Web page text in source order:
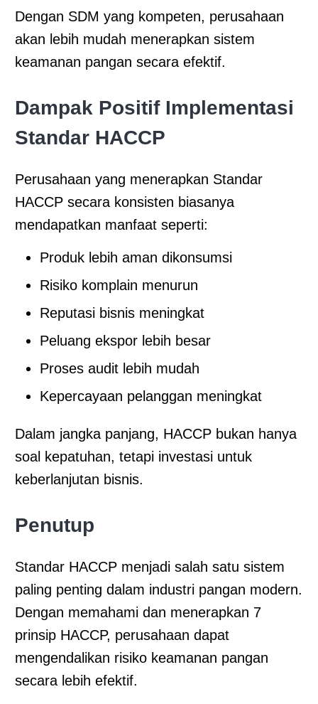
Dengan SDM yang kompeten, perusahaan
akan lebih mudah menerapkan sistem
keamanan pangan secara efektif.
Dampak Positif Implementasi
Standar HACCP
Perusahaan yang menerapkan Standar
HACCP secara konsisten biasanya
mendapatkan manfaat seperti:
Produk lebih aman dikonsumsi
Risiko komplain menurun
Reputasi bisnis meningkat
Peluang ekspor lebih besar
Proses audit lebih mudah
Kepercayaan pelanggan meningkat
Dalam jangka panjang, HACCP bukan hanya
soal kepatuhan, tetapi investasi untuk
keberlanjutan bisnis.
Penutup
Standar HACCP menjadi salah satu sistem
paling penting dalam industri pangan modern.
Dengan memahami dan menerapkan 7
prinsip HACCP, perusahaan dapat
mengendalikan risiko keamanan pangan
secara lebih efektif.